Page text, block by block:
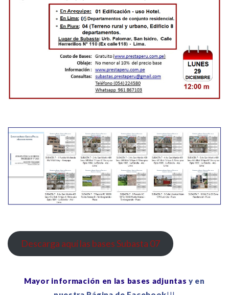
Descarga aquí las bases Subasta 07
Mayor información en las bases adjuntasy en